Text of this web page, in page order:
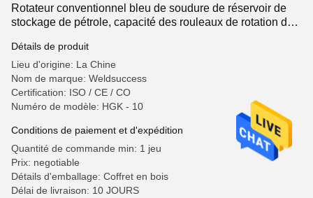
Rotateur conventionnel bleu de soudure de réservoir de
stockage de pétrole, capacité des rouleaux de rotation de
Détails de produit
Lieu d'origine: La Chine
Nom de marque: Weldsuccess
Certification: ISO / CE / CO
Numéro de modèle: HGK - 10
Conditions de paiement et d'expédition
Quantité de commande min: 1 jeu
Prix: negotiable
Détails d'emballage: Coffret en bois
Délai de livraison: 10 JOURS